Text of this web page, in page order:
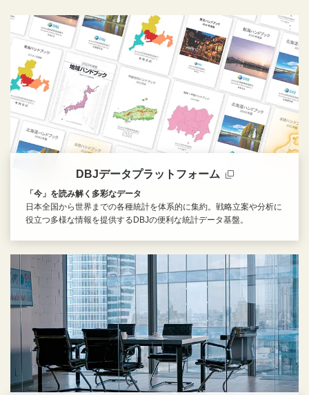
DBJデータプラットフォーム
「今」を読み解く多彩なデータ
日本全国から世界までの各種統計を体系的に集約。戦略立案や分析に
役立つ多様な情報を提供するDBJの便利な統計データ基盤。